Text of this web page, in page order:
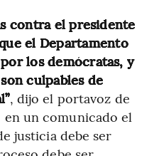
contra el presidente
el Departamento
los demócratas, y
culpables de
, dijo el portavoz de
un comunicado el
justicia debe ser